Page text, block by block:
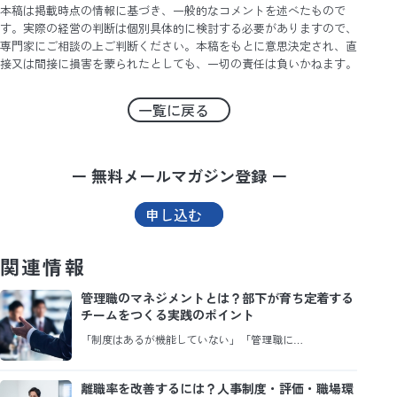
本稿は掲載時点の情報に基づき、一般的なコメントを述べたもので
す。実際の経営の判断は個別具体的に検討する必要がありますので、
専門家にご相談の上ご判断ください。本稿をもとに意思決定され、直
接又は間接に損害を蒙られたとしても、一切の責任は負いかねます。
一覧に戻る
ー 無料メールマガジン登録 ー
申し込む
関連情報
管理職のマネジメントとは？部下が育ち定着する
チームをつくる実践のポイント
「制度はあるが機能していない」「管理職に…
離職率を改善するには？人事制度・評価・職場環